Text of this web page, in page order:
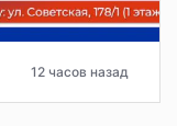
12 часов назад